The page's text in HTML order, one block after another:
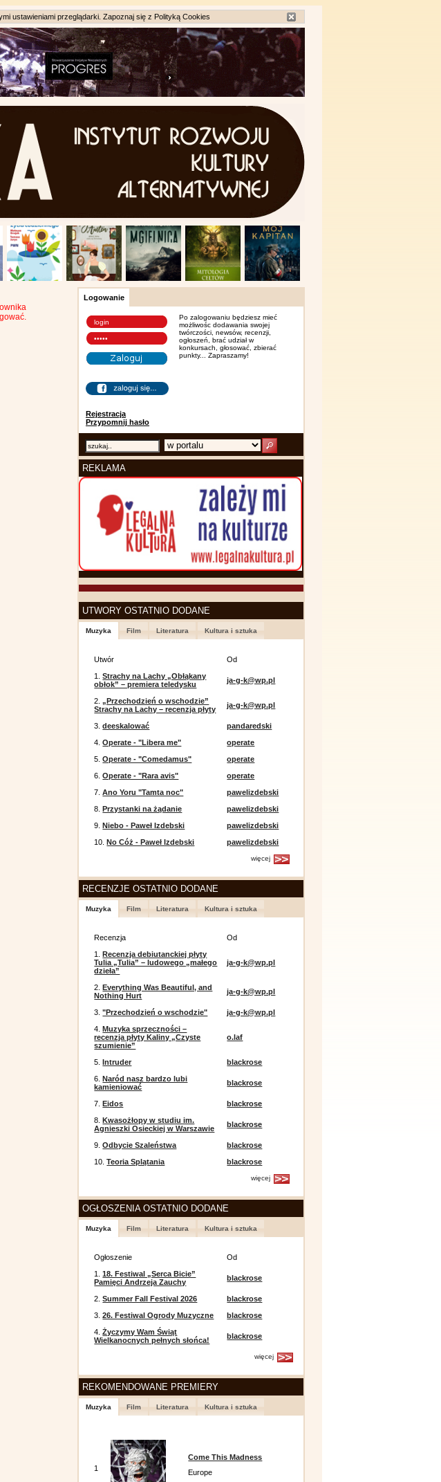
ustawieniami przeglądarki. Zapoznaj się z Polityką Cookies
Logowanie
Rejestracja
Przypomnij hasło
Po zalogowaniu będziesz mieć
możliwośc dodawania swojej
twórczości, newsów, recenzji,
ogłoszeń, brać udział w
konkursach, głosować, zbierać
punkty... Zapraszamy!
REKLAMA
UTWORY OSTATNIO DODANE
Muzyka Film Literatura Kultura i sztuka
Utwór
Od
1.Strachy na Lachy „Obłąkany
obłok” – premiera teledysku
ja-g-k@wp.pl
2.„Przechodzień o wschodzie”
Strachy na Lachy – recenzja płyty
ja-g-k@wp.pl
3.deeskalować
pandaredski
4.Operate - "Libera me"
operate
5.Operate - "Comedamus"
operate
6.Operate - "Rara avis"
operate
7.Ano Yoru "Tamta noc"
pawelizdebski
8.Przystanki na żądanie
pawelizdebski
9.Niebo - Paweł Izdebski
pawelizdebski
10.No Cóż - Paweł Izdebski pawelizdebski
więcej
RECENZJE OSTATNIO DODANE
Muzyka Film Literatura Kultura i sztuka
Recenzja
Od
1.Recenzja debiutanckiej płyty
Tulia „Tulia” – ludowego „małego
dzieła”
ja-g-k@wp.pl
2.Everything Was Beautiful, and
Nothing Hurt
ja-g-k@wp.pl
3."Przechodzień o wschodzie"
ja-g-k@wp.pl
4.Muzyka sprzeczności –
recenzja płyty Kaliny „Czyste
szumienie”
o.laf
5.Intruder
blackrose
6.Naród nasz bardzo lubi
kamieniować
blackrose
7.Eidos
blackrose
8.Kwasożłopy w studiu im.
Agnieszki Osieckiej w Warszawie
blackrose
9.Odbycie Szaleństwa
blackrose
10.Teoria Splątania blackrose
więcej
OGŁOSZENIA OSTATNIO DODANE
Muzyka Film Literatura Kultura i sztuka
Ogłoszenie
Od
1.18. Festiwal „Serca Bicie”
Pamięci Andrzeja Zauchy
blackrose
2.Summer Fall Festival 2026
blackrose
3.26. Festiwal Ogrody Muzyczne
blackrose
4.Życzymy Wam Świąt
Wielkanocnych pełnych słońca!
blackrose
więcej
REKOMENDOWANE PREMIERY
Muzyka Film Literatura Kultura i sztuka
1
Come This Madness
Europe